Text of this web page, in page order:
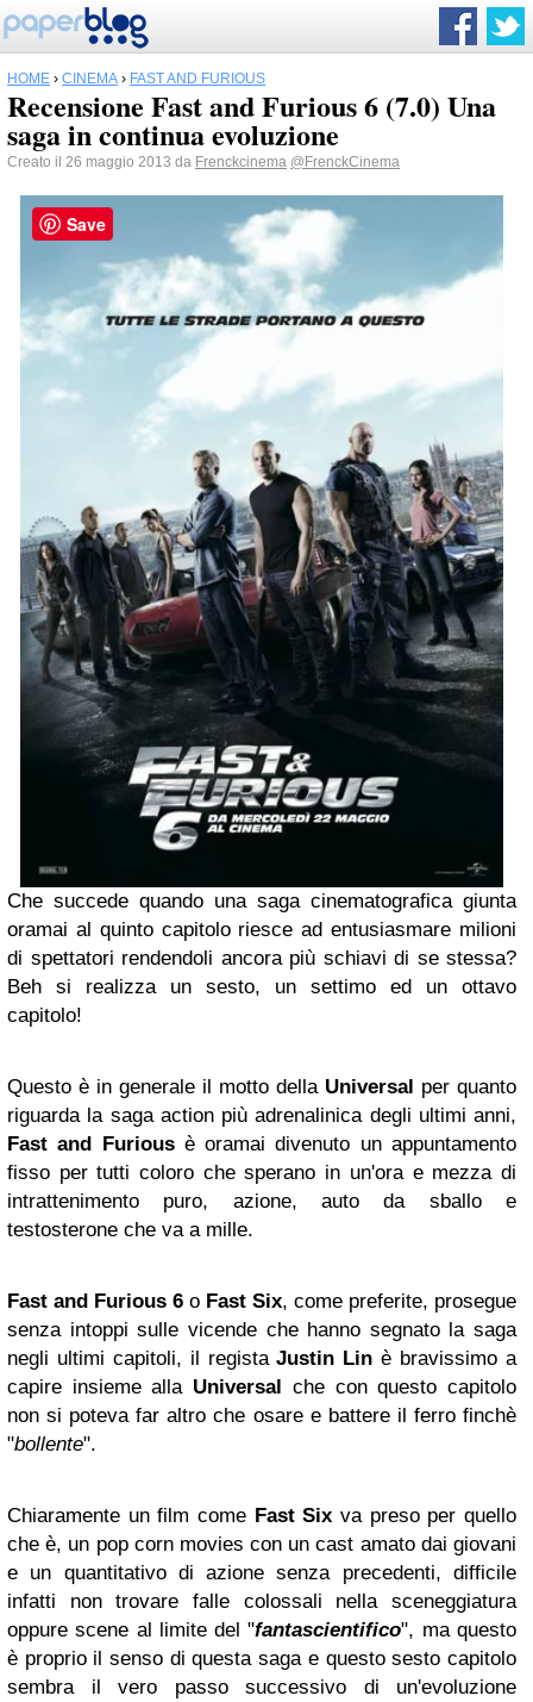
HOME › CINEMA › FAST AND FURIOUS
Recensione Fast and Furious 6 (7.0) Una
saga in continua evoluzione
Creato il 26 maggio 2013 da Frenckcinema @FrenckCinema
Che succede quando una saga cinematografica giunta
oramai al quinto capitolo riesce ad entusiasmare milioni
di spettatori rendendoli ancora più schiavi di se stessa?
Beh si realizza un sesto, un settimo ed un ottavo
capitolo!
Questo è in generale il motto della Universal per quanto
riguarda la saga action più adrenalinica degli ultimi anni,
Fast and Furiousè oramai divenuto un appuntamento
fisso per tutti coloro che sperano in un'ora e mezza di
intrattenimento puro, azione, auto da sballo e
testosterone che va a mille.
Fast and Furious 6 o Fast Six, come preferite, prosegue
senza intoppi sulle vicende che hanno segnato la saga
negli ultimi capitoli, il registaJustin Lin è bravissimo a
capire insieme alla Universal che con questo capitolo
non si poteva far altro che osare e battere il ferro finchè
"bollente".
Chiaramente un film come Fast Six va preso per quello
che è, un pop corn movies con un cast amato dai giovani
e un quantitativo di azione senza precedenti, difficile
infatti non trovare falle colossali nella sceneggiatura
oppure scene al limite del "fantascientifico", ma questo
è proprio il senso di questa saga e questo sesto capitolo
sembra il vero passo successivo di un'evoluzione
Save